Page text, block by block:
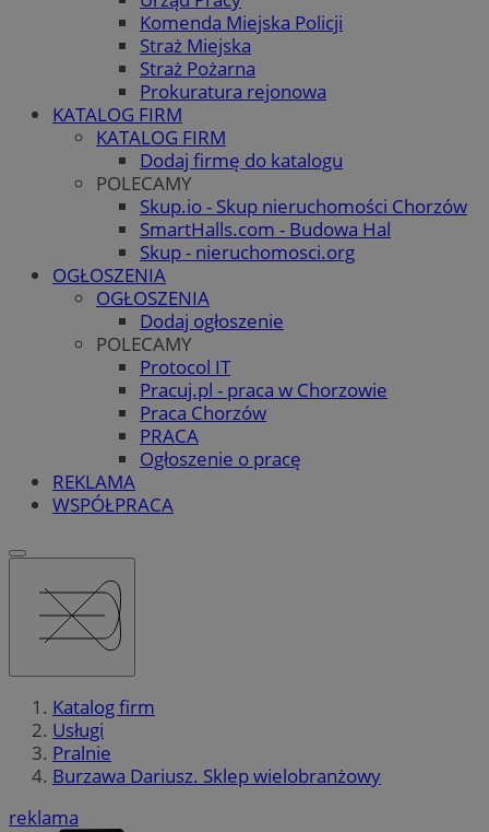
Komenda Miejska Policji
Straż Miejska
Straż Pożarna
Prokuratura rejonowa
KATALOG FIRM
KATALOG FIRM
Dodaj firmę do katalogu
POLECAMY
Skup.io - Skup nieruchomości Chorzów
SmartHalls.com - Budowa Hal
Skup - nieruchomosci.org
OGŁOSZENIA
OGŁOSZENIA
Dodaj ogłoszenie
POLECAMY
Protocol IT
Pracuj.pl - praca w Chorzowie
Praca Chorzów
PRACA
Ogłoszenie o pracę
REKLAMA
WSPÓŁPRACA
Katalog firm
Usługi
Pralnie
Burzawa Dariusz. Sklep wielobranżowy
reklama